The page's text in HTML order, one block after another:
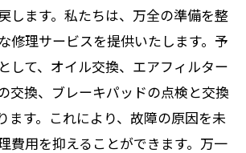
します。私たちは、万全の準備を整
修理サービスを提供いたします。予
して、オイル交換、エアフィルター
交換、ブレーキパッドの点検と交換
ます。これにより、故障の原因を未
費用を抑えることができます。万一